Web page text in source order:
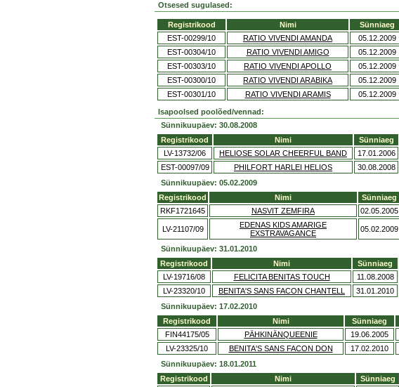
Otsesed sugulased:
Registrikood Nimi Sünniaeg
EST-00299/10
RATIO VIVENDI AMANDA 05.12.2009
EST-00304/10
RATIO VIVENDI AMIGO 05.12.2009
EST-00303/10
RATIO VIVENDI APOLLO 05.12.2009
EST-00300/10
RATIO VIVENDI ARABIKA 05.12.2009
EST-00301/10
RATIO VIVENDI ARAMIS 05.12.2009
Isapoolsed poolõed/vennad:
Sünnikuupäev: 30.08.2008
Registrikood
Nimi Sünniaeg
LV-13732/06
HELIOSE SOLAR CHEERFUL BAND 17.01.2006
EST-00097/09
PHILFORT HARLEI HELIOS 30.08.2008
Sünnikuupäev: 05.02.2009
Registrikood
Nimi Sünniaeg
RKF1721645
NASVIT ZEMFIRA 02.05.2005
LV-21107/09
EDENAS KIDS AMARIGE
EXSTRAVAGANCE
05.02.2009
Sünnikuupäev: 31.01.2010
Registrikood
Nimi Sünniaeg
LV-19716/08
FELICITA BENITAS TOUCH 11.08.2008
LV-23320/10
BENITA'S SANS FACON CHANTELL 31.01.2010
Sünnikuupäev: 17.02.2010
Registrikood
Nimi Sünniaeg
FIN44175/05
PÄHKINÄNQUEENIE 19.06.2005
LV-23325/10
BENITA'S SANS FACON DON 17.02.2010
Sünnikuupäev: 18.01.2011
Registrikood
Nimi Sünniaeg